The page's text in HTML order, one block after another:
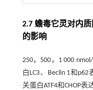
2.7 蟾毒它灵对内
的影响
250，500，1 000
白LC3、Beclin 1和p62
关蛋白ATF4和CHOP表